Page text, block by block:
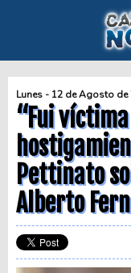
Lunes - 12 de Agosto de
“Fui
Pettinato
Alberto